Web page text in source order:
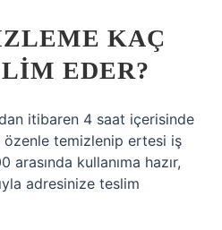
KAÇ
EDER?
itibaren 4 saat içerisinde
özenle temizlenip ertesi iş
arasında kullanıma hazır,
adresinize teslim